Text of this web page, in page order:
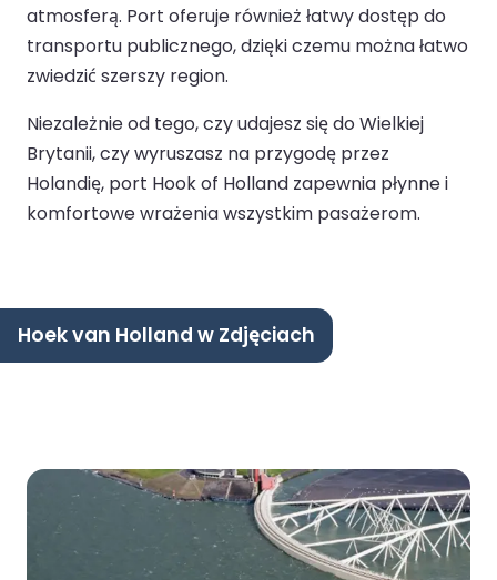
atmosferą. Port oferuje również łatwy dostęp do
transportu publicznego, dzięki czemu można łatwo
zwiedzić szerszy region.
Niezależnie od tego, czy udajesz się do Wielkiej
Brytanii, czy wyruszasz na przygodę przez
Holandię, port Hook of Holland zapewnia płynne i
komfortowe wrażenia wszystkim pasażerom.
Hoek van Holland w Zdjęciach